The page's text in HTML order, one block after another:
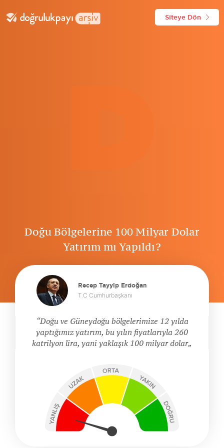
Siteye Dön
Doğu Bölgelerine 100 Milyar Dolar
Yatırım mı Yapıldı?
Recep Tayyip Erdoğan
T.C Cumhurbaşkanı
Doğu ve Güneydoğu bölgelerimize 12 yılda
yaptığımız yatırım, bu yılın fiyatlarıyla 260
katrilyon lira, yani yaklaşık 100 milyar dolar